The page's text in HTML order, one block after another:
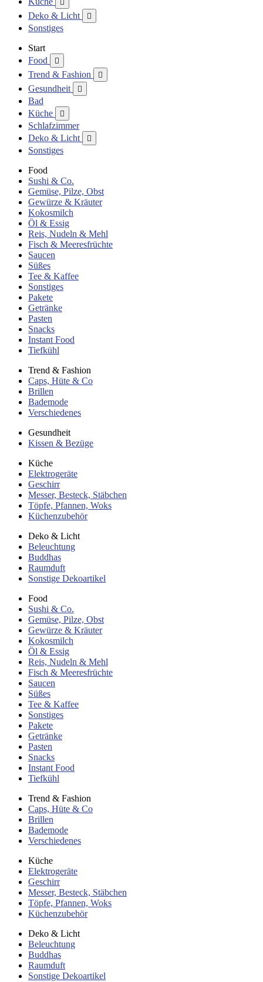

Deko & Licht 
Sonstiges
Start
Food

Trend & Fashion 
Gesundheit 
Bad
Küche

Schlafzimmer
Deko & Licht

Sonstiges
Food
Sushi & Co.
Gemüse, Pilze, Obst
Gewürze & Kräuter
Kokosmilch
Öl & Essig
Reis, Nudeln & Mehl
Fisch & Meeresfrüchte
Saucen
Süßes
Tee & Kaffee
Sonstiges
Pakete
Getränke
Pasten
Snacks
Instant Food
Tiefkühl
Trend & Fashion
Caps, Hüte & Co
Brillen
Bademode
Verschiedenes
Gesundheit
Kissen & Bezüge
Küche
Elektrogeräte
Geschirr
Messer, Besteck, Stäbchen
Töpfe, Pfannen, Woks
Küchenzubehör
Deko & Licht
Beleuchtung
Buddhas
Raumduft
Sonstige Dekoartikel
Food
Sushi & Co.
Gemüse, Pilze, Obst
Gewürze & Kräuter
Kokosmilch
Öl & Essig
Reis, Nudeln & Mehl
Fisch & Meeresfrüchte
Saucen
Süßes
Tee & Kaffee
Sonstiges
Pakete
Getränke
Pasten
Snacks
Instant Food
Tiefkühl
Trend & Fashion
Caps, Hüte & Co
Brillen
Bademode
Verschiedenes
Küche
Elektrogeräte
Geschirr
Messer, Besteck, Stäbchen
Töpfe, Pfannen, Woks
Küchenzubehör
Deko & Licht
Beleuchtung
Buddhas
Raumduft
Sonstige Dekoartikel